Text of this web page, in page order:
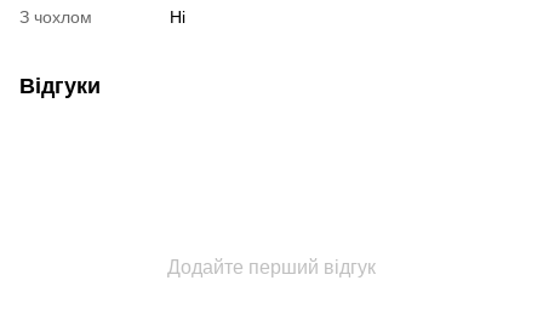
З чохлом
Ні
Відгуки
Додайте перший відгук